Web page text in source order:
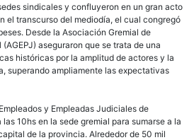
sindicales y confluyeron en un gran acto
el transcurso del mediodía, el cual congregó
Desde la Asociación Gremial de
aseguraron que se trata de una
históricas por la amplitud de actores y la
superando ampliamente las expectativas
y Empleadas Judiciales de
10hs en la sede gremial para sumarse a la
de la provincia. Alrededor de 50 mil